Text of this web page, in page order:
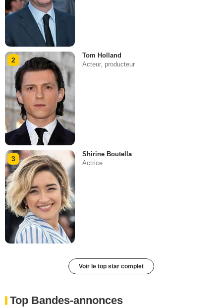
2
Tom Holland
Acteur, producteur
3
Shirine Boutella
Actrice
Voir le top star complet
Top Bandes-annonces